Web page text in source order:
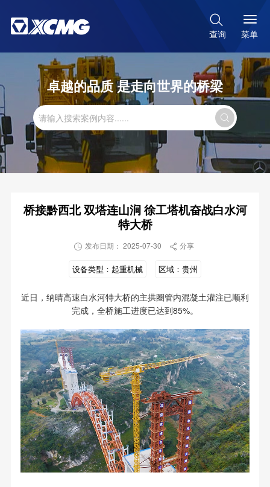

查询 菜单
卓越的品质 是走向世界的桥梁

桥接黔西北 双塔连山涧 徐工塔机奋战白水河
特大桥
 发布日期： 2025-07-30  分享
设备类型： 起重机械 区域： 贵州
近日，纳晴高速白水河特大桥的主拱圈管内混凝土灌注已顺利
完成，全桥施工进度已达到85%。